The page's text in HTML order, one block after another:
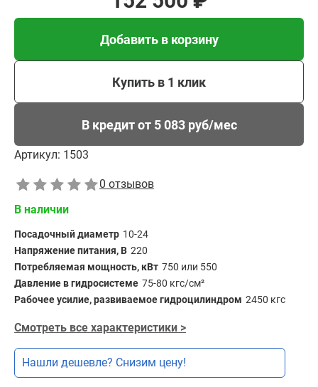
Добавить в корзину
Купить в 1 клик
В кредит от 5 083 руб/мес
Артикул: 1503
0 отзывов
В наличии
Посадочный диаметр 10-24
Напряжение питания, В 220
Потребляемая мощность, кВт 750 или 550
Давление в гидросистеме 75-80 кгс/см²
Рабочее усилие, развиваемое гидроцилиндром 2450 кгс
Смотреть все характеристики >
Нашли дешевле? Снизим цену!